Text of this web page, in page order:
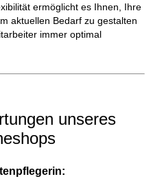
ermöglicht es Ihnen, Ihre
aktuellen Bedarf zu gestalten
immer optimal
unseres